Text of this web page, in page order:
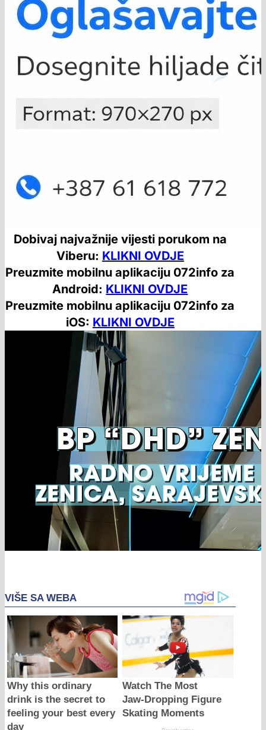
Dobivaj najvažnije vijesti porukom na
Viberu: KLIKNI OVDJE
Preuzmite mobilnu aplikaciju 072info za
Android: KLIKNI OVDJE
Preuzmite mobilnu aplikaciju 072info za
iOS: KLIKNI OVDJE